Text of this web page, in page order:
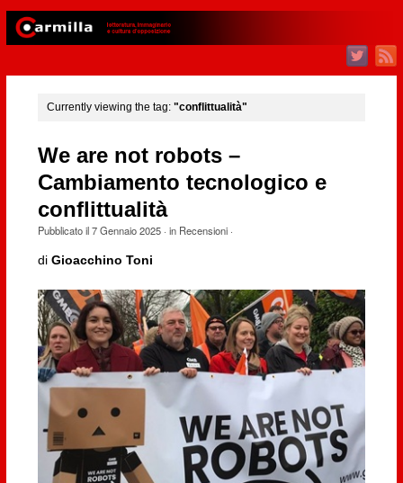
Currently viewing the tag: "conflittualità"
We are not robots –
Cambiamento tecnologico e
conflittualità
Pubblicato il7 Gennaio 2025· in Recensioni·
di Gioacchino Toni